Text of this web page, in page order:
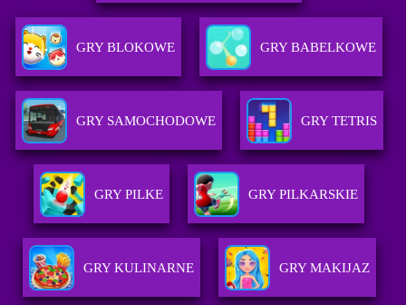
GRY BLOKOWE GRY BABELKOWE
GRY SAMOCHODOWE GRY TETRIS
GRY PILKE GRY PILKARSKIE
GRY KULINARNE GRY MAKIJAZ